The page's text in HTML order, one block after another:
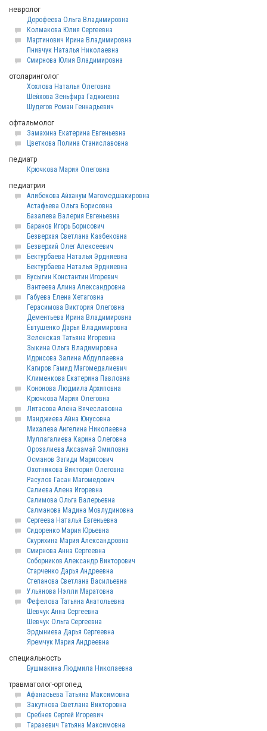
невролог
Дорофеева Ольга Владимировна
Колмакова Юлия Сергеевна
Мартинович Ирина Владимировна
Пнивчук Наталья Николаевна
Смирнова Юлия Владимировна
отоларинголог
Хохлова Наталья Олеговна
Шейхова Зеньфира Гаджиевна
Шудегов Роман Геннадьевич
офтальмолог
Замахина Екатерина Евгеньевна
Цветкова Полина Станиславовна
педиатр
Крючкова Мария Олеговна
педиатрия
Алибекова Айханум Магомедшакировна
Астафьева Ольга Борисовна
Базалева Валерия Евгеньевна
Баранов Игорь Борисович
Безверхая Светлана Казбековна
Безверхий Олег Алексеевич
Бектурбаева Наталья Эрдниевна
Бектурбаева Наталья Эрдниевна
Бусыгин Константин Игоревич
Вантеева Алина Александровна
Габуева Елена Хетаговна
Герасимова Виктория Олеговна
Дементьева Ирина Владимировна
Евтушенко Дарья Владимировна
Зеленская Татьяна Игоревна
Зыкина Ольга Владимировна
Идрисова Залина Абдуллаевна
Кагиров Гамид Магомедалиевич
Клименкова Екатерина Павловна
Кононова Людмила Архиповна
Крючкова Мария Олеговна
Литасова Алена Вячеславовна
Манджиева Айна Юнусовна
Михалева Ангелина Николаевна
Муллагалиева Карина Олеговна
Орозалиева Аксаамай Эмиловна
Османов Загиди Марисович
Охотникова Виктория Олеговна
Расулов Гасан Магомедович
Салиева Алена Игоревна
Салимова Ольга Валерьевна
Салманова Мадина Мовлудиновна
Сергеева Наталья Евгеньевна
Сидоренко Мария Юрьевна
Скурихина Мария Александровна
Смирнова Анна Сергеевна
Соборников Александр Викторович
Старченко Дарья Андреевна
Степанова Светлана Васильевна
Ульянова Нэлли Маратовна
Фефелова Татьяна Анатольевна
Шевчук Анна Сергеевна
Шевчук Ольга Сергеевна
Эрдыниева Дарья Сергеевна
Яремчук Мария Андреевна
специальность
Бушмакина Людмила Николаевна
травматолог-ортопед
Афанасьева Татьяна Максимовна
Закутнова Светлана Викторовна
Сребнев Сергей Игоревич
Таразевич Татьяна Максимовна